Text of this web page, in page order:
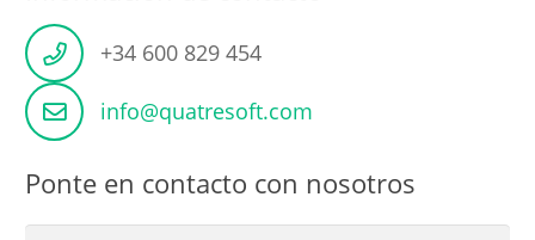
+34 600 829 454
info@quatresoft.com
Ponte en contacto con nosotros